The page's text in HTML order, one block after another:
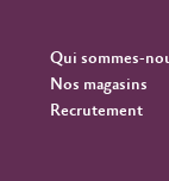
Qui sommes-
Nos magasins
Recrutement